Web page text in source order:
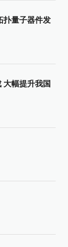
扑量子器件发
大幅提升我国